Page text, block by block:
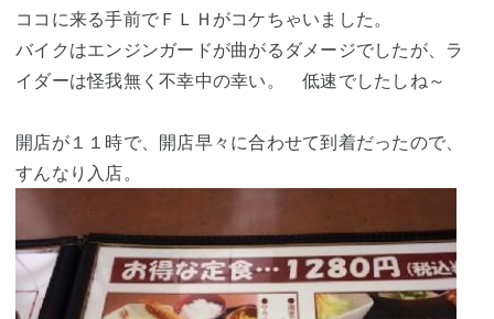
ココに来る手前でＦＬＨがコケちゃいました。
バイクはエンジンガードが曲がるダメージでしたが、ラ
イダーは怪我無く不幸中の幸い。 低速でしたしね～
開店が１１時で、開店早々に合わせて到着だったので、
すんなり入店。